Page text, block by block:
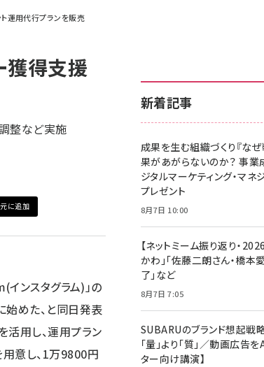
z世代
meo
llmo
運用代行プランを販売
獲得支援
整など実施
に追加
ンスタグラム)」の
めた、と同日発表
活用し、運用プラン
用意し、1万9800円
新着記事
成果を生む組織づくり『な
果があがらないのか？ 事業
ジタルマーケティング・マネ
プレゼント
8月7日 10:00
【ネットミーム振り返り・
かわ」「佐藤二朗さん・橋本
了」など
8月7日 7:05
SUBARUのブランド想起戦
「量」より「質」／動画広告
ター向け講演】